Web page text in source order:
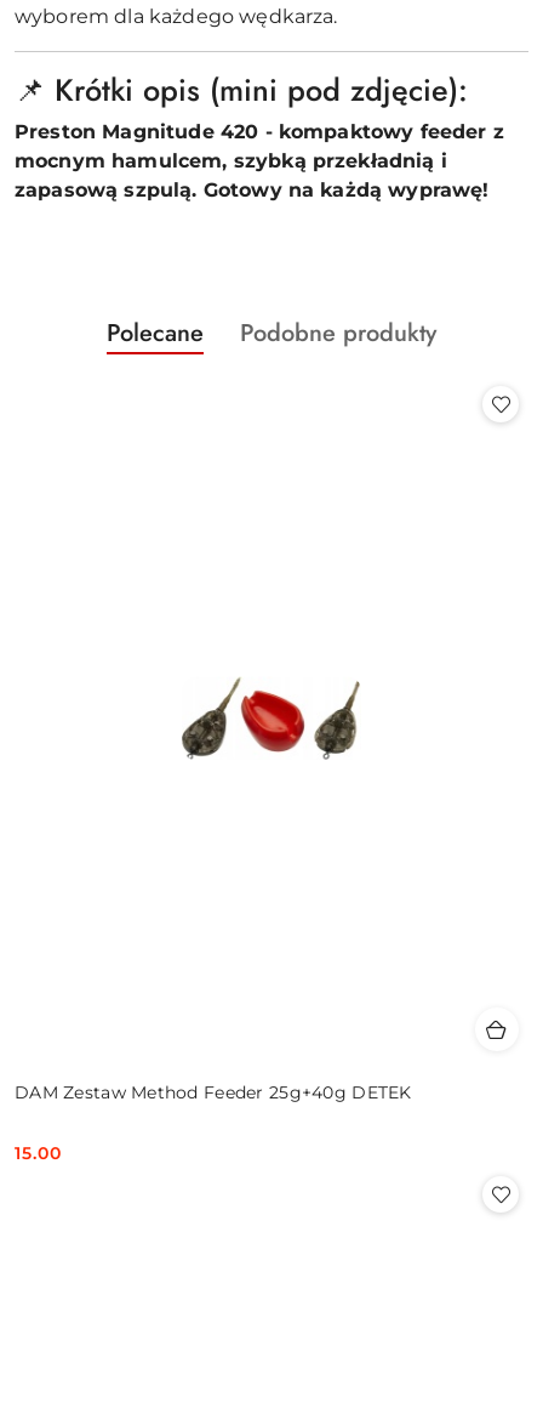
wyborem dla każdego wędkarza.
📌 Krótki opis (mini pod zdjęcie):
Preston Magnitude 420 - kompaktowy feeder z
mocnym hamulcem, szybką przekładnią i
zapasową szpulą. Gotowy na każdą wyprawę!
Pomiń karuzelę produktów
Produkty
o
Polecane
Produkty
Podobne produkty
DAM Zestaw Method Feeder 25g+40g DETEK
Cena:
15.00